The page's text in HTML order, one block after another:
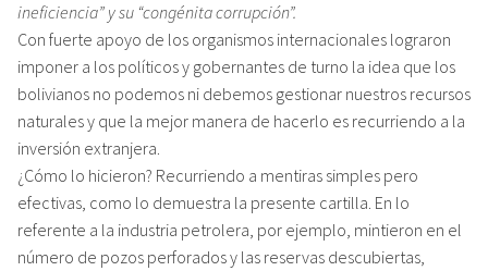
ineficiencia” y su “congénita corrupción”.
Con fuerte apoyo de los organismos internacionales lograron
imponer a los políticos y gobernantes de turno la idea que los
bolivianos no podemos ni debemos gestionar nuestros recursos
naturales y que la mejor manera de hacerlo es recurriendo a la
inversión extranjera.
¿Cómo lo hicieron? Recurriendo a mentiras simples pero
efectivas, como lo demuestra la presente cartilla. En lo
referente a la industria petrolera, por ejemplo, mintieron en el
número de pozos perforados y las reservas descubiertas,